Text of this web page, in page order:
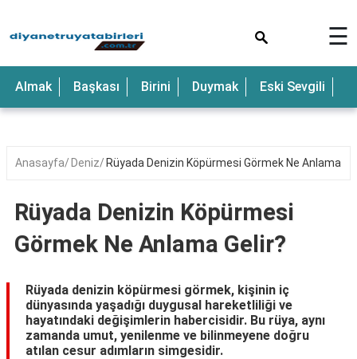
☰
Almak Başkası Birini Duymak Eski Sevgili
Anasayfa Deniz Rüyada Denizin Köpürmesi Görmek Ne Anlama
Rüyada Denizin Köpürmesi
Görmek Ne Anlama Gelir?
Rüyada denizin köpürmesi görmek, kişinin iç
dünyasında yaşadığı duygusal hareketliliği ve
hayatındaki değişimlerin habercisidir. Bu rüya, aynı
zamanda umut, yenilenme ve bilinmeyene doğru
atılan cesur adımların simgesidir.